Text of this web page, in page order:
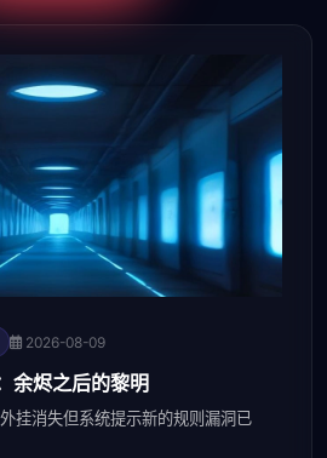
2026-08-09
余烬之后的黎明
挂消失但系统提示新的规则漏洞已